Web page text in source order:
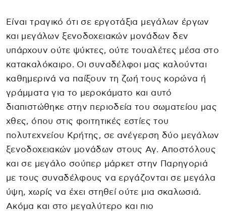
Είναι τραγικό ότι σε εργοτάξια μεγάλων έργων
και μεγάλων ξενοδοχειακών μονάδων δεν
υπάρχουν ούτε ψύκτες, ούτε τουαλέτες μέσα στο
κατακαλόκαιρο. Οι συναδέλφοι μας καλούνται
καθημερινά να παίξουν τη ζωή τους κορώνα ή
γράμματα για το μεροκάματο και αυτό
διαπιστώθηκε στην περιοδεία του σωματείου μας
χθες, όπου στις φοιτητικές εστίες του
πολυτεχνείου Κρήτης, σε ανέγερση δύο μεγάλων
ξενοδοχειακών μονάδων στους Αγ. Αποστόλους
και σε μεγάλο σούπερ μάρκετ στην Παρηγοριά
με τους συναδέλφους να εργάζονται σε μεγάλα
ύψη, χωρίς να έχει στηθεί ούτε μια σκαλωσιά.
Ακόμα και στο μεγαλύτερο και πιο